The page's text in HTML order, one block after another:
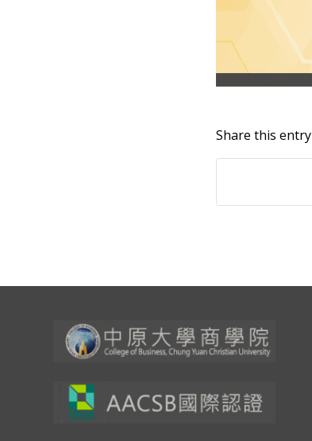
Share this entry